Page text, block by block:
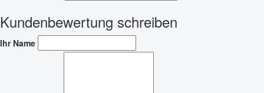
Kundenbewertung schreiben
Ihr Name